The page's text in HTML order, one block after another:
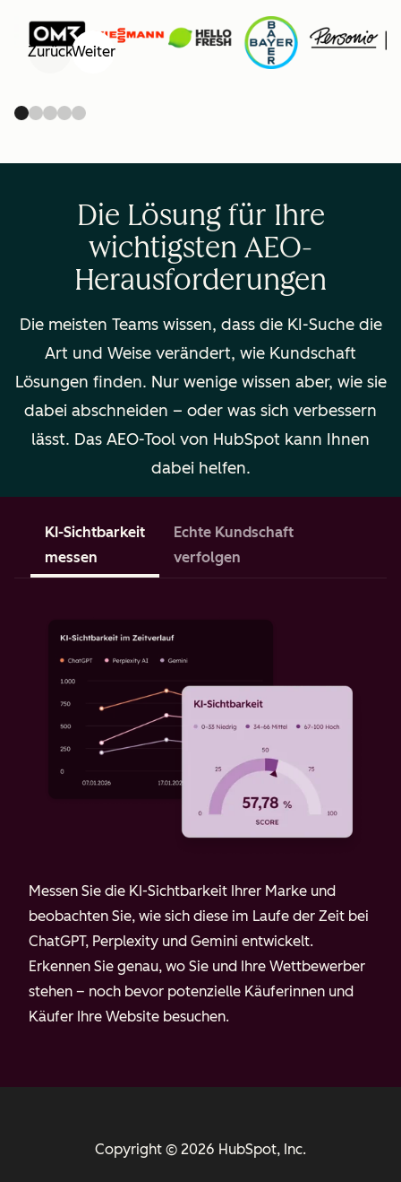
ZurückWeiter
Die Lösung für Ihre
wichtigsten AEO-
Herausforderungen
Die meisten Teams wissen, dass die KI-Suche die
Art und Weise verändert, wie Kundschaft
Lösungen finden. Nur wenige wissen aber, wie sie
dabei abschneiden – oder was sich verbessern
lässt. Das AEO-Tool von HubSpot kann Ihnen
dabei helfen.
KI-Sichtbarkeit
messen
Echte Kundschaft
verfolgen
Messen Sie die KI-Sichtbarkeit Ihrer Marke und
beobachten Sie, wie sich diese im Laufe der Zeit bei
ChatGPT, Perplexity und Gemini entwickelt.
Erkennen Sie genau, wo Sie und Ihre Wettbewerber
stehen – noch bevor potenzielle Käuferinnen und
Käufer Ihre Website besuchen.
Copyright © 2026 HubSpot, Inc.